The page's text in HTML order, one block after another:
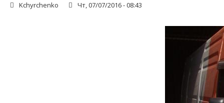
Kchyrchenko Чт, 07/07/2016 - 08:43